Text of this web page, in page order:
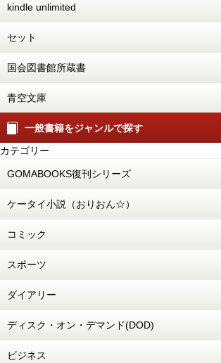
kindle unlimited
セット
国会図書館所蔵書
青空文庫
一般書籍をジャンルで探す
カテゴリー
GOMABOOKS復刊シリーズ
ケータイ小説（おりおん☆）
コミック
スポーツ
ダイアリー
ディスク・オン・デマンド(DOD)
ビジネス